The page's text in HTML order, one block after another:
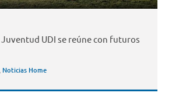
UDI se reúne con futuros
Noticias Home